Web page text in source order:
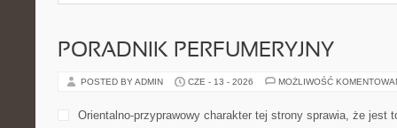
PORADNIK PERFUMERYJNY
POSTED BY ADMIN CZE - 13 - 2026 MOŻLIWOŚĆ
Orientalno-przyprawowy charakter tej strony sprawia, że jest